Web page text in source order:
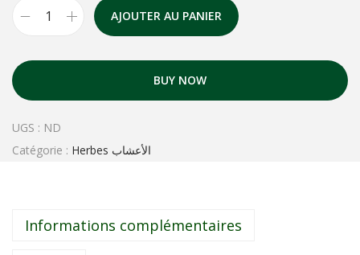
AJOUTER AU PANIER
BUY NOW
UGS : ND
Catégorie :
Herbes الأعشاب
Informations complémentaires